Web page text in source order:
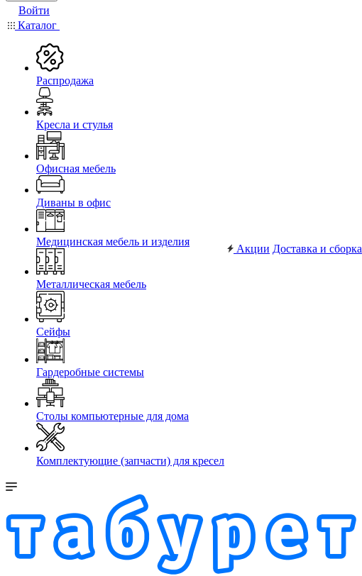
Войти
Каталог
Распродажа
Кресла и стулья
Офисная мебель
Диваны в офис
Медицинская мебель и изделия
Металлическая мебель
Сейфы
Гардеробные системы
Столы компьютерные для дома
Комплектующие (запчасти) для кресел
Акции Доставка и сборка